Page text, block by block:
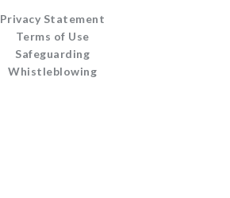
Privacy Statement
Terms of Use
Safeguarding
Whistleblowing